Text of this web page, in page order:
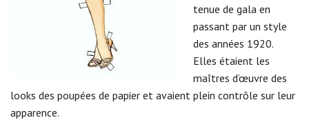
tenue de gala en
passant par un style
des années 1920.
Elles étaient les
maîtres d’œuvre des
looks des poupées de papier et avaient plein contrôle sur leur
apparence.